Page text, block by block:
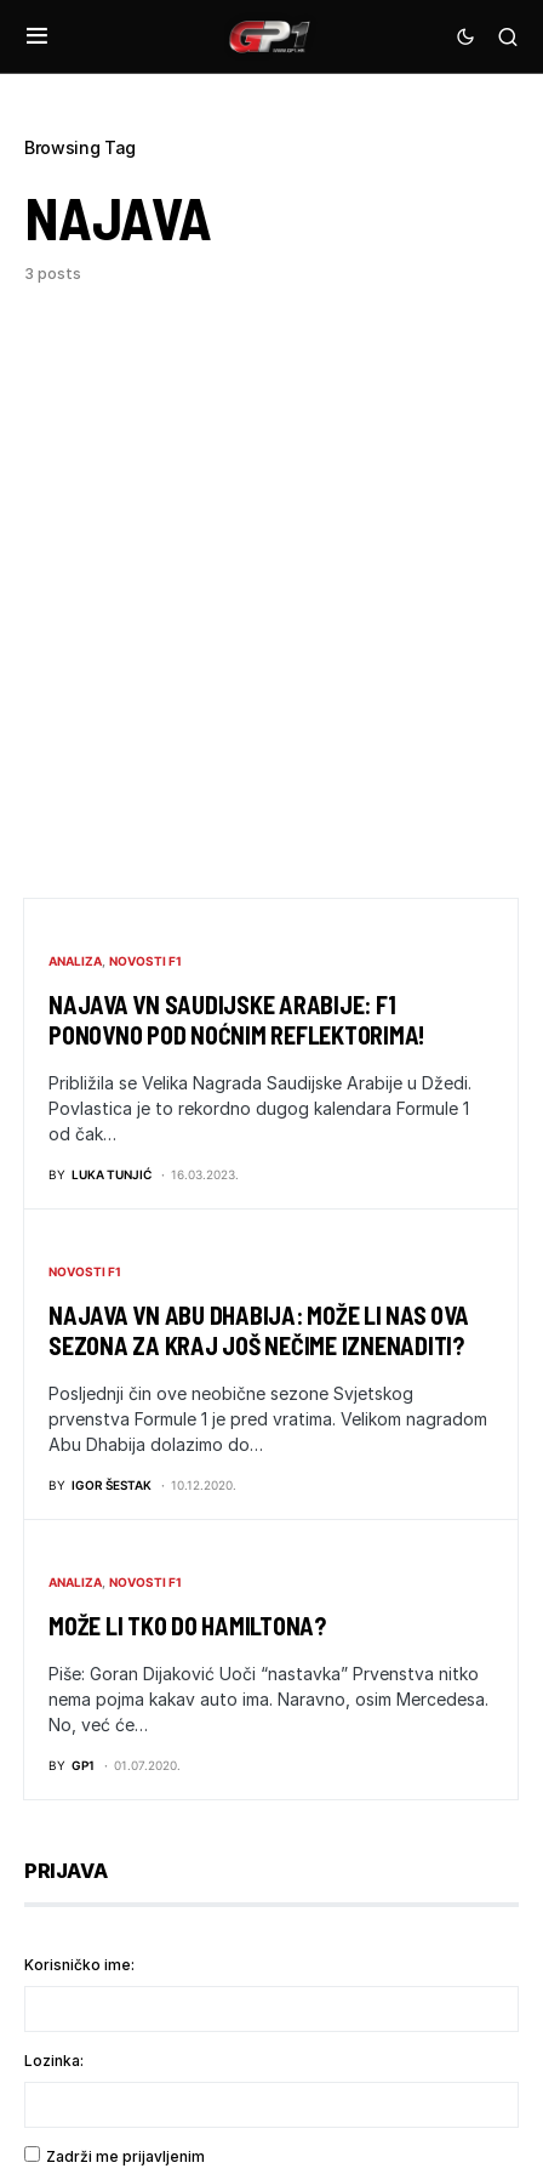
Browsing Tag
NAJAVA
3 posts
ANALIZA NOVOSTI F1
NAJAVA VN SAUDIJSKE ARABIJE: F1
PONOVNO POD NOĆNIM REFLEKTORIMA!
Približila se Velika Nagrada Saudijske Arabije u Džedi.
Povlastica je to rekordno dugog kalendara Formule 1
od čak…
BY LUKA TUNJIĆ 16.03.2023.
NOVOSTI F1
NAJAVA VN ABU DHABIJA: MOŽE LI NAS OVA
SEZONA ZA KRAJ JOŠ NEČIME IZNENADITI?
Posljednji čin ove neobične sezone Svjetskog
prvenstva Formule 1 je pred vratima. Velikom nagradom
Abu Dhabija dolazimo do…
BY IGOR ŠESTAK 10.12.2020.
ANALIZA NOVOSTI F1
MOŽE LI TKO DO HAMILTONA?
Piše: Goran Dijaković Uoči “nastavka” Prvenstva nitko
nema pojma kakav auto ima. Naravno, osim Mercedesa.
No, već će…
BY GP1 01.07.2020.
PRIJAVA
Korisničko ime:
Lozinka:
Zadrži me prijavljenim